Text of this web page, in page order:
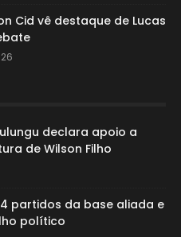
Cid vê destaque de Lucas
declara apoio a
de Wilson Filho
partidos da base aliada e
político